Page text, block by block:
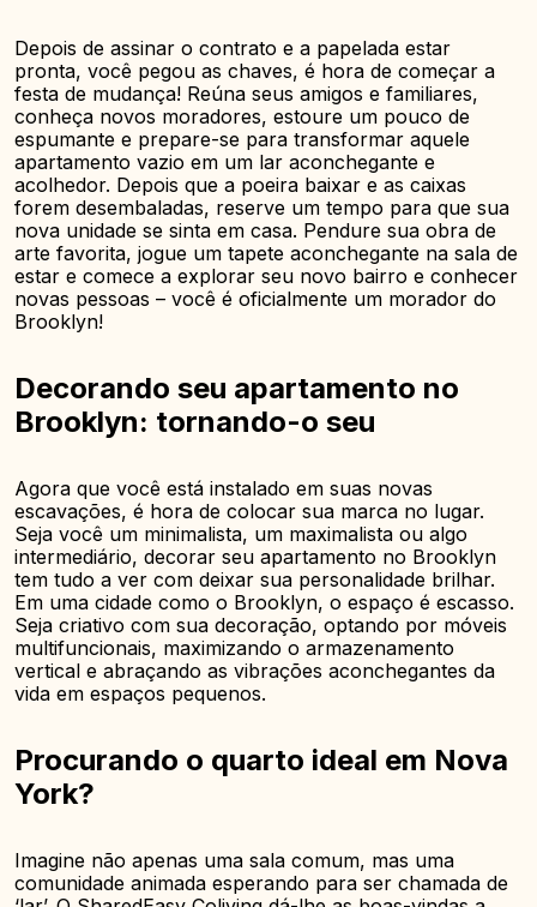
Depois de assinar o contrato e a papelada estar
pronta, você pegou as chaves, é hora de começar a
festa de mudança! Reúna seus amigos e familiares,
conheça novos moradores, estoure um pouco de
espumante e prepare-se para transformar aquele
apartamento vazio em um lar aconchegante e
acolhedor. Depois que a poeira baixar e as caixas
forem desembaladas, reserve um tempo para que sua
nova unidade se sinta em casa. Pendure sua obra de
arte favorita, jogue um tapete aconchegante na sala de
estar e comece a explorar seu novo bairro e conhecer
novas pessoas – você é oficialmente um morador do
Brooklyn!
Decorando seu apartamento no
Brooklyn: tornando-o seu
Agora que você está instalado em suas novas
escavações, é hora de colocar sua marca no lugar.
Seja você um minimalista, um maximalista ou algo
intermediário, decorar seu apartamento no Brooklyn
tem tudo a ver com deixar sua personalidade brilhar.
Em uma cidade como o Brooklyn, o espaço é escasso.
Seja criativo com sua decoração, optando por móveis
multifuncionais, maximizando o armazenamento
vertical e abraçando as vibrações aconchegantes da
vida em espaços pequenos.
Procurando o quarto ideal em Nova
York?
Imagine não apenas uma sala comum, mas uma
comunidade animada esperando para ser chamada de